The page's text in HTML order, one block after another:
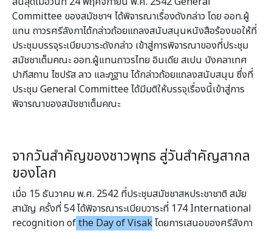
Committee ของสมัชชาฯ ได้พิจารณาเรื่องดังกล่าว โดย ออท.ผู้
แทน ถาวรศรีลังกาได้กล่าวถ้อยแถลงสนับสนุนหนังสือร้องขอให้ที่
ประชุมบรรจุระเบียบวาระดังกล่าว เข้าสู่การพิจารณาของที่ประชุม
สมัชชาเต็มคณะ ออท.ผู้แทนถาวรไทย อินเดีย สเปน บังคลาเทศ
ปากีสถาน ไซปรัส ลาว และภูฐาน ได้กล่าวถ้อยแถลงสนับสนุน ซึ่งที่
ประชุม General Committee ได้มีมติให้บรรจุเรื่องนี้เข้าสู่การ
พิจารณาของสมัชชาเต็มคณะ
จากวันสำคัญของชาวพุทธ สู่วันสำคัญสากล
ของโลก
เมื่อ 15 ธันวาคม พ.ศ. 2542 ที่ประชุมสมัชชาสหประชาชาติ สมัย
สามัญ ครั้งที่ 54 ได้พิจารณาระเบียบวาระที่ 174 International
recognition ofthe Day of Visakโดยการเสนอของศรีลังกา